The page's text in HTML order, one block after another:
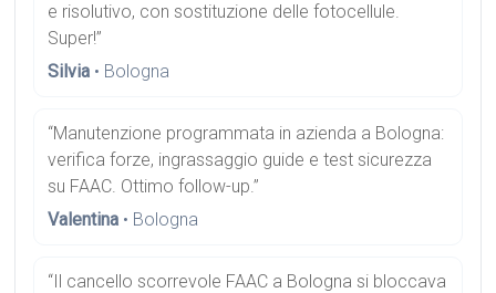
e risolutivo, con sostituzione delle fotocellule.
Super!”
Silvia • Bologna
“Manutenzione programmata in azienda a Bologna:
verifica forze, ingrassaggio guide e test sicurezza
su FAAC. Ottimo follow-up.”
Valentina • Bologna
“Il cancello scorrevole FAAC a Bologna si bloccava